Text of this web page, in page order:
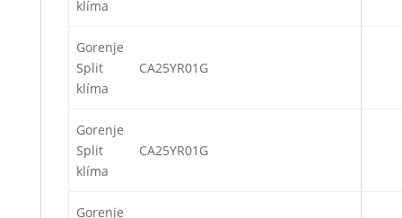
klíma
Gorenje
Split
klíma
CA25YR01G
Gorenje
Split
klíma
CA25YR01G
Gorenje